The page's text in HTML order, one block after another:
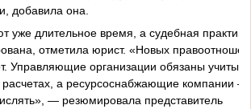
добавила она.
уже длительное время, а судебная
отметила юрист. «Новых
Управляющие организации обязаны
а ресурсоснабжающие компании —
— резюмировала представитель